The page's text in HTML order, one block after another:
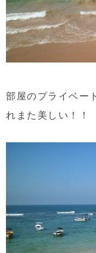
部屋のプライベー
れまた美しい！！